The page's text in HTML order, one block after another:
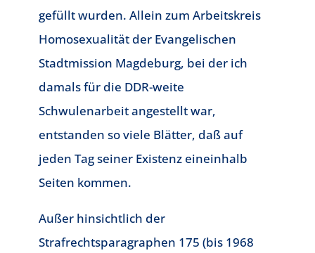
gefüllt wurden. Allein zum Arbeitskreis
Homosexualität der Evangelischen
Stadtmission Magdeburg, bei der ich
damals für die DDR-weite
Schwulenarbeit angestellt war,
entstanden so viele Blätter, daß auf
jeden Tag seiner Existenz eineinhalb
Seiten kommen.
Außer hinsichtlich der
Strafrechtsparagraphen 175 (bis 1968